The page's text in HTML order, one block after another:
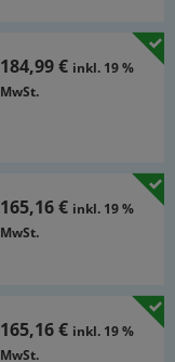
184,99 € inkl. 19 %
MwSt.
165,16 € inkl. 19 %
MwSt.
165,16 € inkl. 19 %
MwSt.